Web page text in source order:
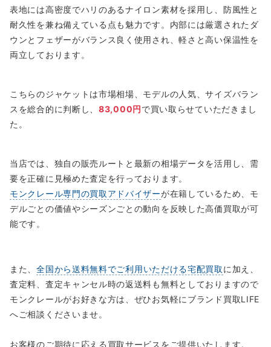
表地には高密度でハリのあるナイロン素材を採用し、防風性と
耐久性を兼ね備えている点も魅力です。内部には厳選されたダ
ウンとフェザーがバランス良く使用され、軽さと高い保温性を
両立しております。
こちらのジャケットは市場相場、モデルの人気、サイズバラン
スを総合的に判断し、 83,000円で買い取らせていただきまし
た。
当店では、独自の販売ルートと最新の相場データを活用し、需
要を正確に見極めた査定を行っております。
モンクレール専門の買取アドバイザーが在籍しているため、モ
デルごとの価値やシーズンごとの動向を反映した高価買取が可
能です。
また、全国から送料無料でご利用いただける宅配買取 に加え、
査定料、査定キャンセル時の返送料も無料としておりますので
モンクレールがお好きな方は、ぜひお気軽にブランド買取LIFE
へご相談くださいませ。
お客様のご期待に応える買取サービスをご提供いたします。